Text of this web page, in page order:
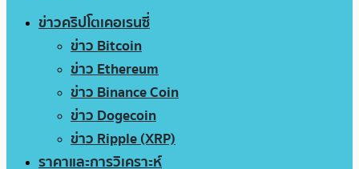
ข่าวคริปโตเคอเรนซี่
ข่าว Bitcoin
ข่าว Ethereum
ข่าว Binance Coin
ข่าว Dogecoin
ข่าว Ripple (XRP)
ราคาและการวิเคราะห์